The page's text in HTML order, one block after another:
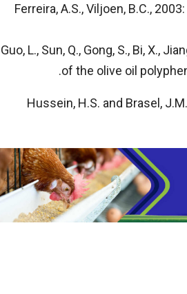
Ferreira, A.S., Viljoen, B.C.,
Guo, L., Sun, Q., Gong, S., Bi, X.,
of the olive oil
Hussein, H.S. and Brasel,